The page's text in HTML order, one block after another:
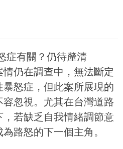
症有關？仍待釐清
仍在調查中，無法斷定
怒症，但此案所展現的
容忽視。尤其在台灣道路
若缺乏自我情緒調節意
路怒的下一個主角。